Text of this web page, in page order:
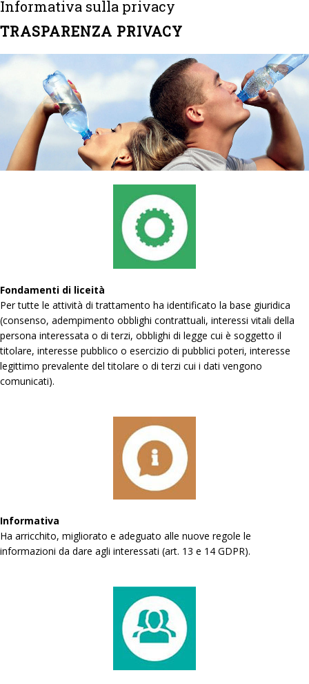
Informativa sulla privacy
TRASPARENZA PRIVACY
Fondamenti di liceità
Per tutte le attività di trattamento ha identificato la base giuridica
(consenso, adempimento obblighi contrattuali, interessi vitali della
persona interessata o di terzi, obblighi di legge cui è soggetto il
titolare, interesse pubblico o esercizio di pubblici poteri, interesse
legittimo prevalente del titolare o di terzi cui i dati vengono
comunicati).
Informativa
Ha arricchito, migliorato e adeguato alle nuove regole le
informazioni da dare agli interessati (art. 13 e 14 GDPR).